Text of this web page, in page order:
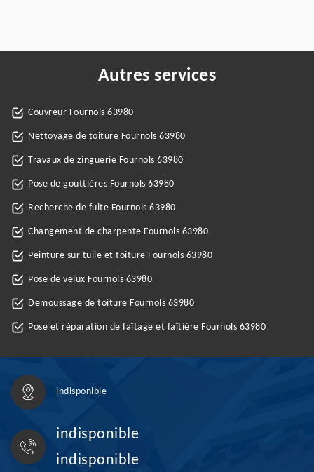
Autres services
Couvreur Fournols 63980
Nettoyage de toiture Fournols 63980
Travaux de zinguerie Fournols 63980
Pose de gouttières Fournols 63980
Recherche de fuite Fournols 63980
Changement de charpente Fournols 63980
Peinture sur tuile et toiture Fournols 63980
Pose de velux Fournols 63980
Demoussage de toiture Fournols 63980
Pose et réparation de faîtage et faîtière Fournols 63980
indisponible
indisponible
indisponible